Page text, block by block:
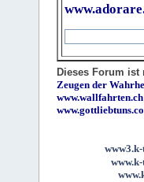
Dieses Forum
Zeugen der
www.wallfahrten.ch